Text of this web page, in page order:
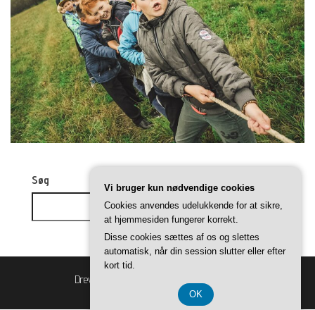
Søg
Søg
Drevet af
Vi bruger kun nødvendige cookies
Cookies anvendes udelukkende for at sikre,
at hjemmesiden fungerer korrekt.
Disse cookies sættes af os og slettes
automatisk, når din session slutter eller efter
kort tid.
OK